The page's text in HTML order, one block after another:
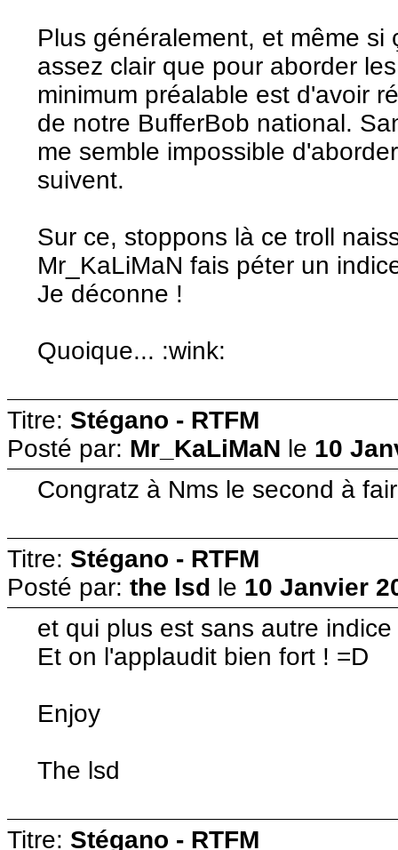
Plus généralement, et même
assez clair que pour aborder
minimum préalable est d'avoir
de notre BufferBob national.
me semble impossible
suivent.
Sur ce, stoppons là ce troll
Mr_KaLiMaN fais péter un
Je déconne !
Quoique... :wink:
Titre: Stégano - RTFM
Posté par: Mr_KaLiMaN le 10
Congratz à Nms le second à
Titre: Stégano - RTFM
Posté par: the lsd le 10 Janvier
et qui plus est sans autre
Et on l'applaudit bien fort ! =D
Enjoy
The lsd
Titre: Stégano - RTFM